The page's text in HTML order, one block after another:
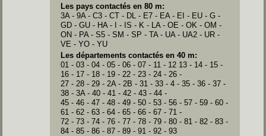
Les pays contactés en 80 m:
3A - 9A - C3 - CT - DL - E7 - EA - EI - EU - G -
GD - GU - HA - I - IS - K - LA - OE - OK - OM -
ON - PA - S5 - SM - SP - TA - UA - UA2 - UR -
VE - YO - YU
Les départements contactés en 40 m:
01 - 03 - 04 - 05 - 06 - 07 - 11 - 12 13 - 14 - 15 -
16 - 17 - 18 - 19 - 22 - 23 - 24 - 26 -
27 - 28 - 29 - 2A - 2B - 31 - 33 - 4 - 35 - 36 - 37 -
38 - 3A - 40 - 41 - 42 - 43 - 44 -
45 - 46 - 47 - 48 - 49 - 50 - 53 - 56 - 57 - 59 - 60 -
61 - 62 - 63 - 64 - 65 - 66 - 67 - 71 -
72 - 73 - 74 - 76 - 77 - 78 - 79 - 80 - 81 - 82 - 83 -
84 - 85 - 86 - 87 - 89 - 91 - 92 - 93